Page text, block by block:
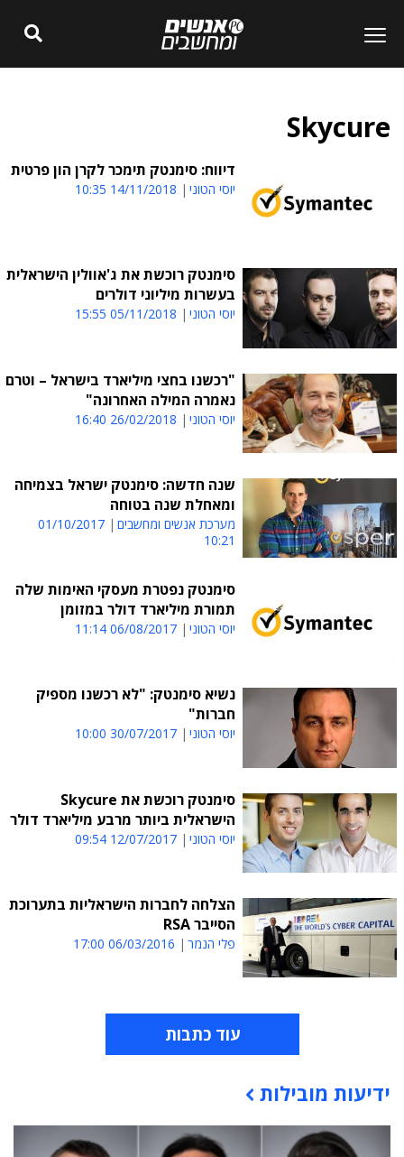
Skycure
דיווח: סימנטק תימכר לקרן הון פרטית
יוסי הטוני 14/11/2018 10:35
סימנטק רוכשת את ג'אוולין הישראלית
בעשרות מיליוני דולרים
יוסי הטוני 05/11/2018 15:55
"רכשנו בחצי מיליארד בישראל – וטרם
נאמרה המילה האחרונה"
יוסי הטוני 26/02/2018 16:40
שנה חדשה: סימנטק ישראל בצמיחה
ומאחלת שנה בטוחה
מערכת אנשים ומחשבים
01/10/2017
10:21
סימנטק נפטרת מעסקי האימות שלה
תמורת מיליארד דולר במזומן
יוסי הטוני 06/08/2017 11:14
נשיא סימנטק: "לא רכשנו מספיק
חברות"
יוסי הטוני 30/07/2017 10:00
סימנטק רוכשת את Skycure
הישראלית ביותר מרבע מיליארד דולר
יוסי הטוני 12/07/2017 09:54
הצלחה לחברות הישראליות בתערוכת
הסייבר RSA
פלי הנמר 06/03/2016 17:00
עוד כתבות
תוכן פרסומי
ידיעות מובילות